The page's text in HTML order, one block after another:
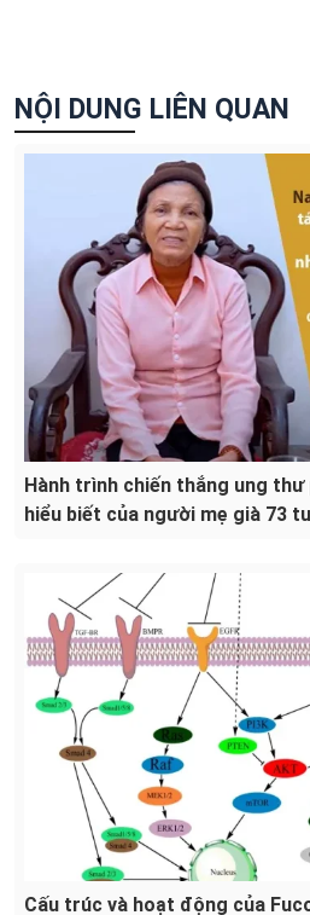
NỘI DUNG LIÊN QUAN
Hành trình chiến thắng ung
hiểu biết của người mẹ già 73
Cấu trúc và hoạt động của